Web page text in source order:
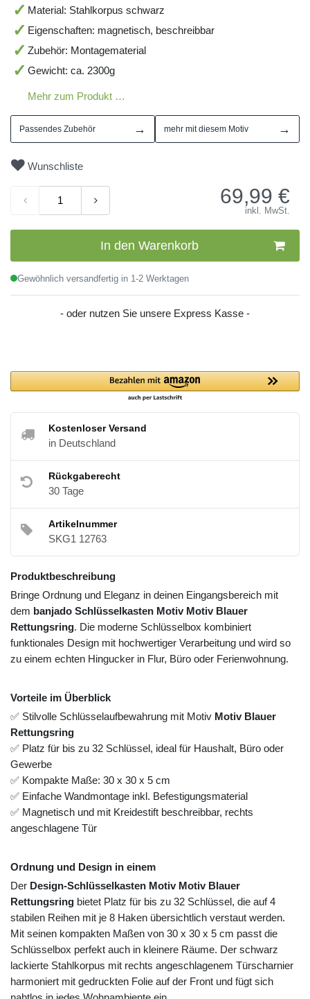
Material: Stahlkorpus schwarz
Eigenschaften: magnetisch, beschreibbar
Zubehör: Montagematerial
Gewicht: ca. 2300g
Mehr zum Produkt …
Passendes Zubehör → mehr mit diesem Motiv →
Wunschliste
69,99 €
inkl. MwSt.
In den Warenkorb
Gewöhnlich versandfertig in 1-2 Werktagen
- oder nutzen Sie unsere Express Kasse -
Kostenloser Versand
in Deutschland
Rückgaberecht
30 Tage
Artikelnummer
SKG1 12763
Produktbeschreibung
Bringe Ordnung und Eleganz in deinen Eingangsbereich mit
dem banjado Schlüsselkasten Motiv Motiv Blauer
Rettungsring. Die moderne Schlüsselbox kombiniert
funktionales Design mit hochwertiger Verarbeitung und wird so
zu einem echten Hingucker in Flur, Büro oder Ferienwohnung.
Vorteile im Überblick
✅ Stilvolle Schlüsselaufbewahrung mit Motiv Motiv Blauer
Rettungsring
✅ Platz für bis zu 32 Schlüssel, ideal für Haushalt, Büro oder
Gewerbe
✅ Kompakte Maße: 30 x 30 x 5 cm
✅ Einfache Wandmontage inkl. Befestigungsmaterial
✅ Magnetisch und mit Kreidestift beschreibbar, rechts
angeschlagene Tür
Ordnung und Design in einem
Der Design-Schlüsselkasten Motiv Motiv Blauer
Rettungsring bietet Platz für bis zu 32 Schlüssel, die auf 4
stabilen Reihen mit je 8 Haken übersichtlich verstaut werden.
Mit seinen kompakten Maßen von 30 x 30 x 5 cm passt die
Schlüsselbox perfekt auch in kleinere Räume. Der schwarz
lackierte Stahlkorpus mit rechts angeschlagenem Türscharnier
harmoniert mit gedruckten Folie auf der Front und fügt sich